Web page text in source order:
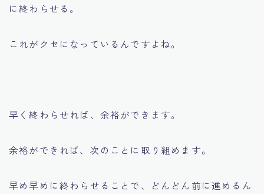
に終わらせる。
これがクセになっているんですよね。
早く終わらせれば、余裕ができます。
余裕ができれば、次のことに取り組めます。
早め早めに終わらせることで、どんどん前に進めるん